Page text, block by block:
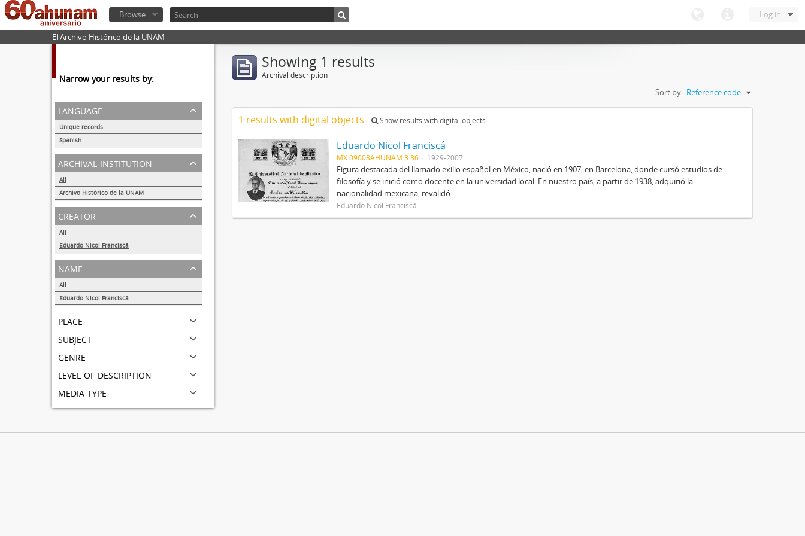
Log in
Browse
El Archivo Histórico de la UNAM
Narrow your results by:
language
Unique records
Spanish
1
archival institution
All
Archivo Histórico de la UNAM
1
creator
All
Eduardo Nicol Franciscá
1
name
All
Eduardo Nicol Franciscá
place
subject
genre
level of description
media type
Showing 1 results
Archival description
Sort by: Reference code
1 results with digital objects Show results with digital objects
Eduardo Nicol Franciscá
MX 09003AHUNAM 3.36 1929-2007
Figura destacada del llamado exilio español en México, nació en 1907, en Barcelona, donde cursó estudios de
filosofía y se inició como docente en la universidad local. En nuestro país, a partir de 1938, adquirió la
nacionalidad mexicana, revalidó ...
Eduardo Nicol Franciscá